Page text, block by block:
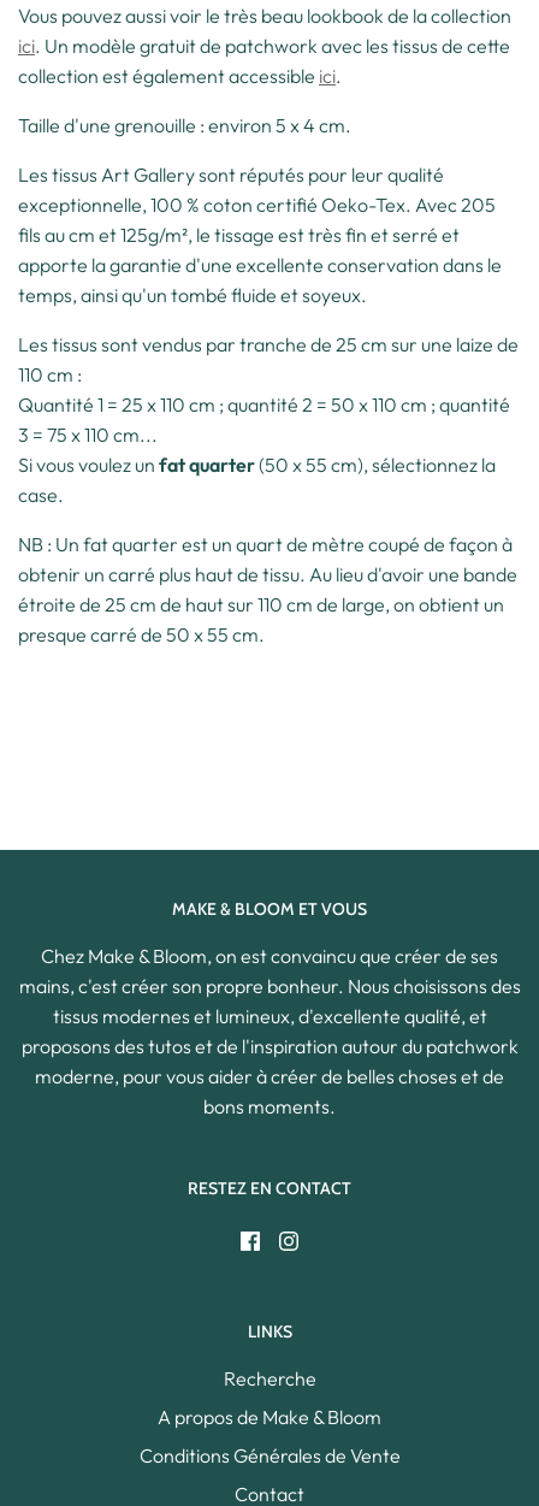
Vous pouvez aussi voir le très beau lookbook de la collection
ici. Un modèle gratuit de patchwork avec les tissus de cette
collection est également accessible ici.
Taille d'une grenouille : environ 5 x 4 cm.
Les tissus Art Gallery sont réputés pour leur qualité
exceptionnelle, 100 % coton certifié Oeko-Tex. Avec 205
fils au cm et 125g/m², le tissage est très fin et serré et
apporte la garantie d'une excellente conservation dans le
temps, ainsi qu'un tombé fluide et soyeux.
Les tissus sont vendus par tranche de 25 cm sur une laize de
110 cm :
Quantité 1 = 25 x 110 cm ; quantité 2 = 50 x 110 cm ; quantité
3 = 75 x 110 cm...
Si vous voulez un fat quarter(50 x 55 cm), sélectionnez la
case.
NB : Un fat quarter est un quart de mètre coupé de façon à
obtenir un carré plus haut de tissu. Au lieu d'avoir une bande
étroite de 25 cm de haut sur 110 cm de large, on obtient un
presque carré de 50 x 55 cm.
MAKE & BLOOM ET VOUS
Chez Make & Bloom, on est convaincu que créer de ses
mains, c'est créer son propre bonheur. Nous choisissons des
tissus modernes et lumineux, d'excellente qualité, et
proposons des tutos et de l'inspiration autour du patchwork
moderne, pour vous aider à créer de belles choses et de
bons moments.
RESTEZ EN CONTACT
LINKS
Recherche
A propos de Make & Bloom
Conditions Générales de Vente
Contact